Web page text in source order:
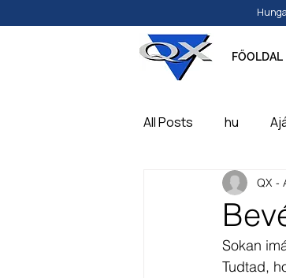
FŐOLDAL
All Posts hu
Papír és írószer
Feliratozható,
QX -
Sokan
Tudtad,